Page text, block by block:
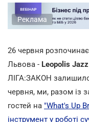
Реклама
26 червня
Львова - Leopolis
ЛІГА:ЗАКОН
червня, ми, разом із
гостей на "What's Up
інструмент у роботі